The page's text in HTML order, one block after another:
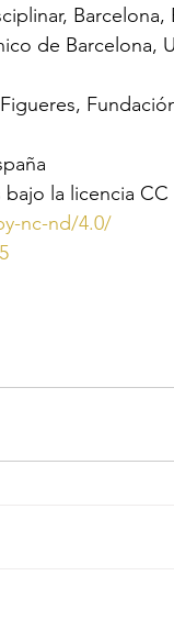
Barcelona,
de Barcelona,
la licencia
nc-nd/4.0/